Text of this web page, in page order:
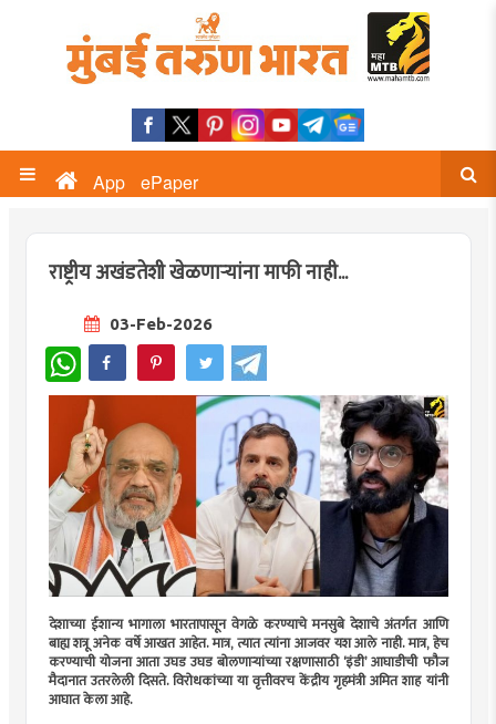
App ePaper
राष्ट्रीय अखंडतेशी खेळणार्‍यांना माफी नाही...
03-Feb-2026
WhatsApp
देशाच्या ईशान्य भागाला भारतापासून वेगळे करण्याचे मनसुबे देशाचे अंतर्गत आणि
बाह्य शत्रू अनेक वर्षे आखत आहेत. मात्र, त्यात त्यांना आजवर यश आले नाही. मात्र, हेच
करण्याची योजना आता उघड उघड बोलणार्‍यांच्या रक्षणासाठी ‘इंडी’ आघाडीची फौज
मैदानात उतरलेली दिसते. विरोधकांच्या या वृत्तीवरच केंद्रीय गृहमंत्री अमित शाह यांनी
आघात केला आहे.